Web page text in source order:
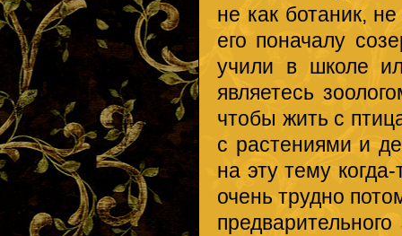
не как ботаник,
его поначалу
учили в школе
являетесь
чтобы жить с
с растениями и
на эту тему
очень трудно